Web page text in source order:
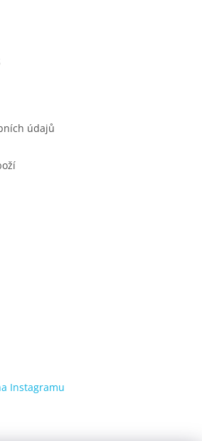
údajů
Instagramu